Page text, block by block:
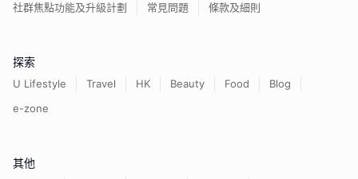
社群焦點功能及升級計劃
常見問題 條款及細則
探索
U Lifestyle Travel HK Beauty Food
Blog
e-zone
其他